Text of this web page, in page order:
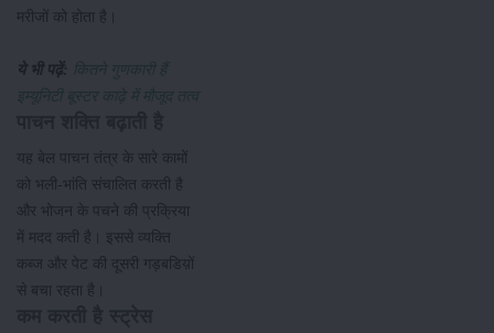
मरीजों को होता है।
ये भी पढ़ें: कितने गुणकारी हैं
इम्यूनिटी बूस्टर काढ़े में मौजूद तत्व
यह बेल पाचन तंत्र के सारे कामों
को भली-भांति संचालित करती है
और भोजन के पचने की प्रक्रिया
में मदद कती है। इससे व्यक्ति
कब्ज और पेट की दूसरी गड़बडिय़ों
से बचा रहता है।